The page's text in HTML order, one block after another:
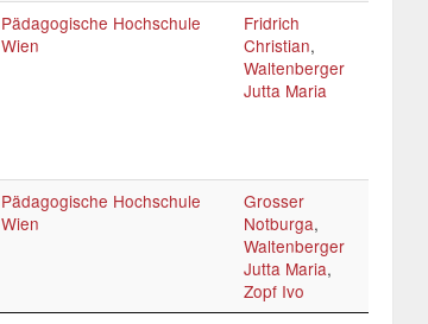
Pädagogische Hochschule
Wien
Fridrich
Christian,
Waltenberger
Jutta Maria
Pädagogische Hochschule
Wien
Grosser
Notburga,
Waltenberger
Jutta Maria,
Zopf Ivo